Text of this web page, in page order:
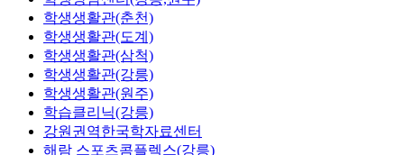
학생생활관(춘천)
학생생활관(도계)
학생생활관(삼척)
학생생활관(강릉)
학생생활관(원주)
학습클리닉(강릉)
강원권역한국학자료센터
해람 스포츠콤플렉스(강릉)